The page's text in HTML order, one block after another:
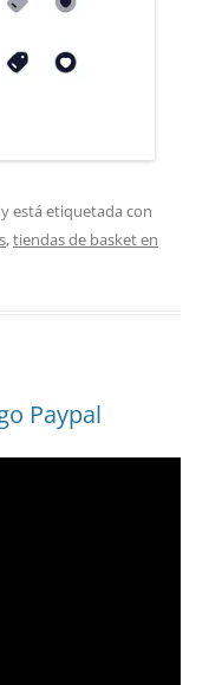
y está etiquetada con
,tiendas de basket en
Paypal